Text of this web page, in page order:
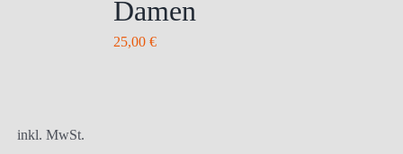
Die
Optionen
Damen
25,00 €
inkl. MwSt.